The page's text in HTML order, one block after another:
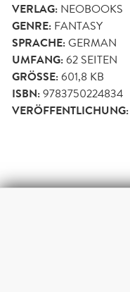
VERLAG: NEOBOOKS
GENRE: FANTASY
SPRACHE:GERMAN
UMFANG:62 SEITEN
GRÖSSE: 601,8 KB
ISBN:9783750224834
VERÖFFENTLICHUNG: